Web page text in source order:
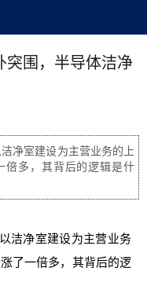
突围，半导体洁净
净室建设为主营业务的上
倍多，其背后的逻辑是什
洁净室建设为主营业务
了一倍多，其背后的逻